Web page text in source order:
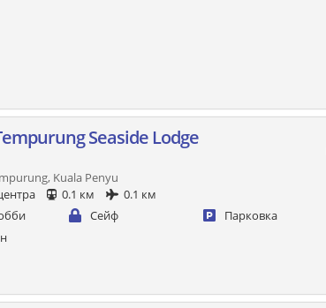
Seaside Lodge
Kuala Penyu
0.1 км
0.1 км
Сейф
Парковка